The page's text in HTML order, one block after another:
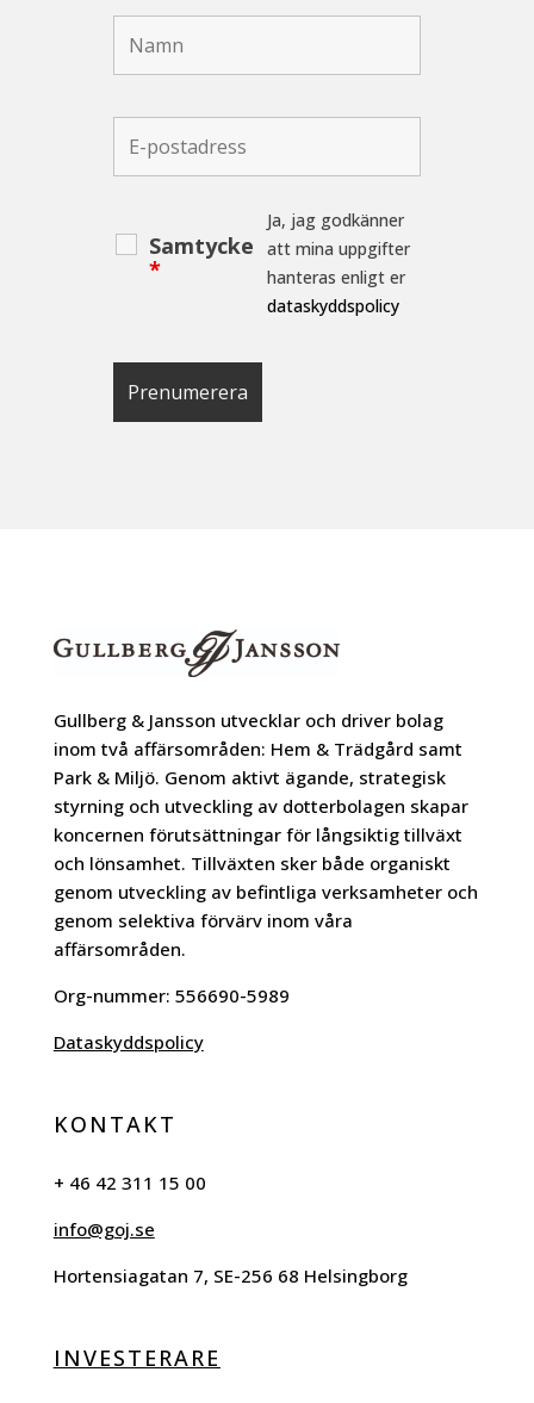
Samtycke
*
Ja, jag godkänner
att mina uppgifter
hanteras enligt er
dataskyddspolicy
Gullberg & Jansson utvecklar och driver bolag
inom två affärsområden: Hem & Trädgård samt
Park & Miljö. Genom aktivt ägande, strategisk
styrning och utveckling av dotterbolagen skapar
koncernen förutsättningar för långsiktig tillväxt
och lönsamhet. Tillväxten sker både organiskt
genom utveckling av befintliga verksamheter och
genom selektiva förvärv inom våra
affärsområden.
Org-nummer: 556690-5989
Dataskyddspolicy
KONTAKT
+ 46 42 311 15 00
info@goj.se
Hortensiagatan 7, SE-256 68 Helsingborg
INVESTERARE